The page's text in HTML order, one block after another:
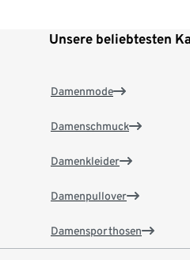
Unsere beliebtesten
Damenmode
Damenschmuck
Damenkleider
Damenpullover
Damensporthosen